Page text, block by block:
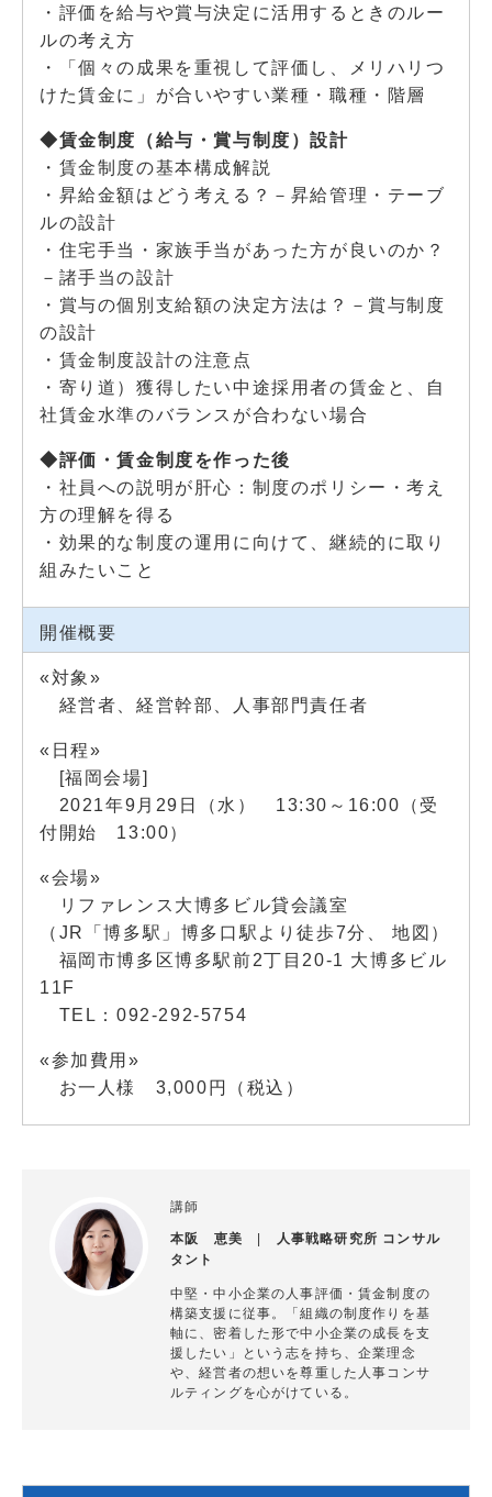
・評価を給与や賞与決定に活用するときのルー
ルの考え方
・「個々の成果を重視して評価し、メリハリつ
けた賃金に」が合いやすい業種・職種・階層
◆賃金制度（給与・賞与制度）設計
・賃金制度の基本構成解説
・昇給金額はどう考える？－昇給管理・テーブ
ルの設計
・住宅手当・家族手当があった方が良いのか？
－諸手当の設計
・賞与の個別支給額の決定方法は？－賞与制度
の設計
・賃金制度設計の注意点
・寄り道）獲得したい中途採用者の賃金と、自
社賃金水準のバランスが合わない場合
◆評価・賃金制度を作った後
・社員への説明が肝心：制度のポリシー・考え
方の理解を得る
・効果的な制度の運用に向けて、継続的に取り
組みたいこと
開催概要
«対象»
経営者、経営幹部、人事部門責任者
«日程»
[福岡会場]
2021年9月29日（ 水 ） 13:30～16:00（受
付開始 13:00）
«会場»
リファレンス大博多ビル貸会議室
（JR「博多駅」博多口駅より徒歩7分、地図 ）
福岡市博多区博多駅前2丁目20-1 大博多ビル
11F
TEL：092-292-5754
«参加費用»
お一人様 3,000円（税込）
講師
本阪 恵美
人事戦略研究所 コンサル
タント
中堅・中小企業の人事評価・賃金制度の
構築支援に従事。「組織の制度作りを基
軸に、密着した形で中小企業の成長を支
援したい」という志を持ち、企業理念
や、経営者の想いを尊重した人事コンサ
ルティングを心がけている。